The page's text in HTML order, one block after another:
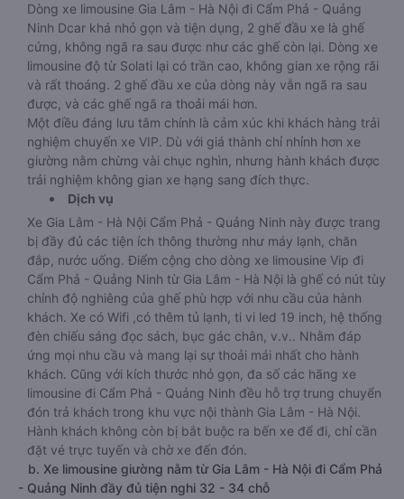
Dòng xe limousine Gia Lâm - Hà Nội đi Cẩm Phả - Quảng
Ninh Dcar khá nhỏ gọn và tiện dụng, 2 ghế đầu xe là ghế
cứng, không ngã ra sau được như các ghế còn lại. Dòng xe
limousine độ từ Solati lại có trần cao, không gian xe rộng rãi
và rất thoáng. 2 ghế đầu xe của dòng này vẫn ngã ra sau
được, và các ghế ngã ra thoải mái hơn.
Một điều đáng lưu tâm chính là cảm xúc khi khách hàng trải
nghiệm chuyến xe VIP. Dù với giá thành chỉ nhỉnh hơn xe
giường nằm chừng vài chục nghìn, nhưng hành khách được
trải nghiệm không gian xe hạng sang đích thực.
Dịch vụ
Xe Gia Lâm - Hà Nội Cẩm Phả - Quảng Ninh này được trang
bị đầy đủ các tiện ích thông thường như máy lạnh, chăn
đắp, nước uống. Điểm cộng cho dòng xe limousine Vip đi
Cẩm Phả - Quảng Ninh từ Gia Lâm - Hà Nội là ghế có nút tùy
chỉnh độ nghiêng của ghế phù hợp với nhu cầu của hành
khách. Xe có Wifi ,có thêm tủ lạnh, ti vi led 19 inch, hệ thống
đèn chiếu sáng đọc sách, bục gác chân, v.v.. Nhằm đáp
ứng mọi nhu cầu và mang lại sự thoải mái nhất cho hành
khách. Cũng với kích thước nhỏ gọn, đa số các hãng xe
limousine đi Cẩm Phả - Quảng Ninh đều hỗ trợ trung chuyển
đón trả khách trong khu vực nội thành Gia Lâm - Hà Nội.
Hành khách không còn bị bắt buộc ra bến xe để đi, chỉ cần
đặt vé trực tuyến và chờ xe đến đón.
b. Xe limousine giường nằm từ Gia Lâm - Hà Nội đi Cẩm Phả
- Quảng Ninh đầy đủ tiện nghi 32 - 34 chỗ